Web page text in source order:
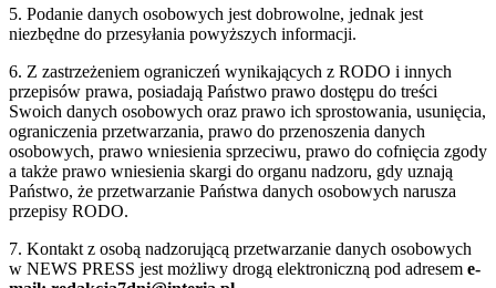
5. Podanie danych osobowych jest dobrowolne, jednak jest
niezbędne do przesyłania powyższych informacji.
6. Z zastrzeżeniem ograniczeń wynikających z RODO i innych
przepisów prawa, posiadają Państwo prawo dostępu do treści
Swoich danych osobowych oraz prawo ich sprostowania, usunięcia,
ograniczenia przetwarzania, prawo do przenoszenia danych
osobowych, prawo wniesienia sprzeciwu, prawo do cofnięcia zgody
a także prawo wniesienia skargi do organu nadzoru, gdy uznają
Państwo, że przetwarzanie Państwa danych osobowych narusza
przepisy RODO.
7. Kontakt z osobą nadzorującą przetwarzanie danych osobowych
w NEWS PRESS jest możliwy drogą elektroniczną pod adresem e-